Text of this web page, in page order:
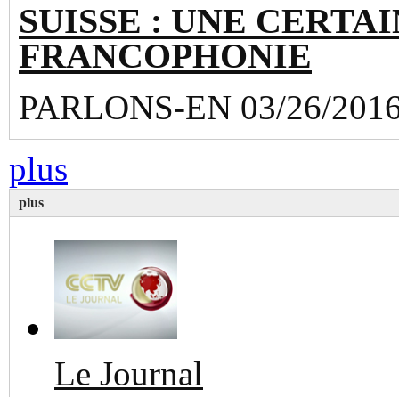
SUISSE : UNE
FRANCOPHONIE
PARLONS-EN 03/26/
plus
plus
Le Journal